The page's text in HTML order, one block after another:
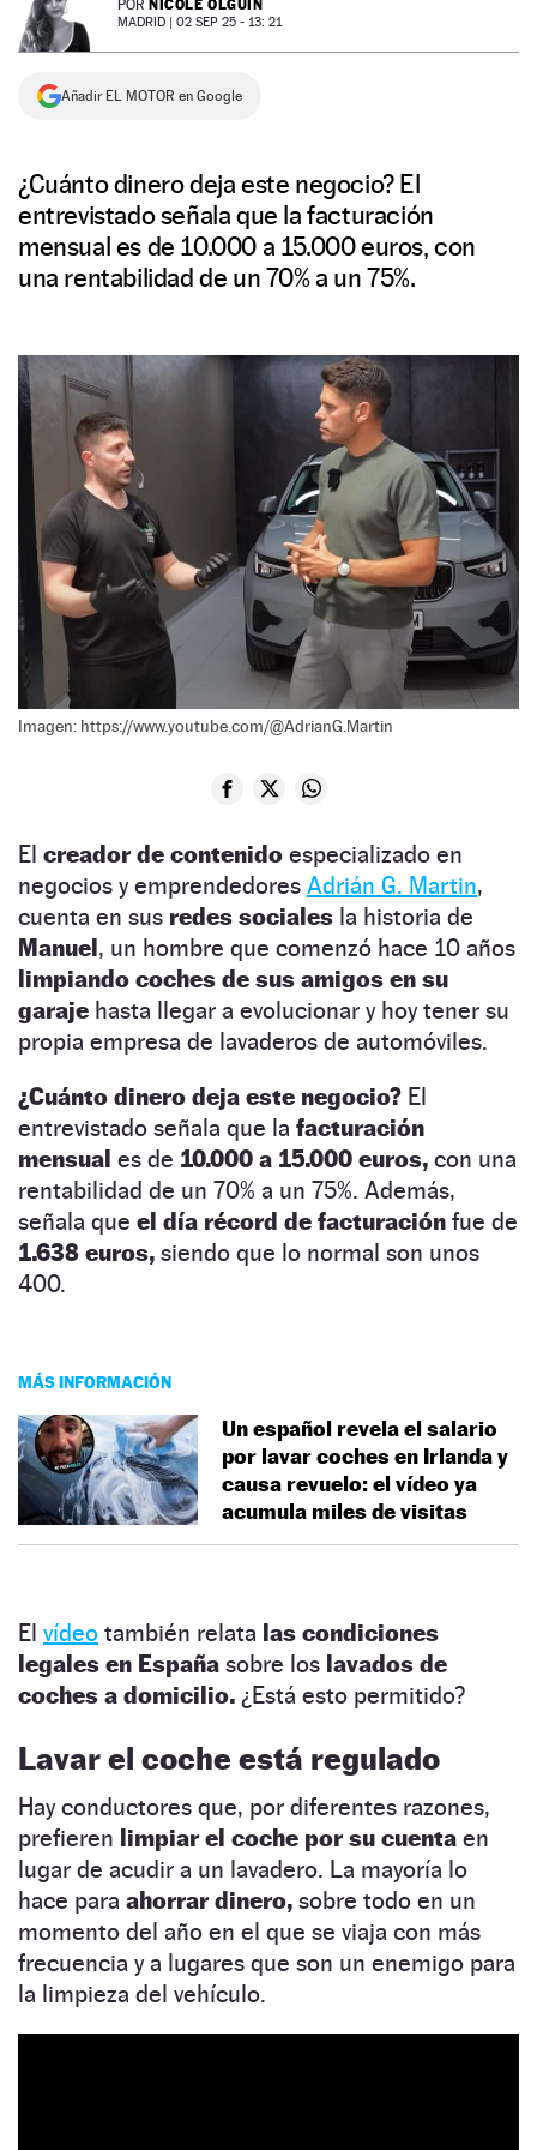
NEWSLETTER
SÍGUENOS
POR NICOLE OLGUÍN
MADRID | 02 SEP 25 - 13: 21
Añadir EL MOTOR en Google
¿Cuánto dinero deja este negocio? El
entrevistado señala que la facturación
mensual es de 10.000 a 15.000 euros, con
una rentabilidad de un 70% a un 75%.
Imagen: https://www.youtube.com/@AdrianG.Martin
El creador de contenido especializado en
negocios y emprendedores Adrián G. Martin,
cuenta en sus redes sociales la historia de
Manuel, un hombre que comenzó hace 10 años
limpiando coches de sus amigos en su
garaje hasta llegar a evolucionar y hoy tener su
propia empresa de lavaderos de automóviles.
¿Cuánto dinero deja este negocio? El
entrevistado señala que la facturación
mensual es de 10.000 a 15.000 euros, con una
rentabilidad de un 70% a un 75%. Además,
señala que el día récord de facturación fue de
1.638 euros, siendo que lo normal son unos
400.
MÁS INFORMACIÓN
Un español revela el salario
por lavar coches en Irlanda y
causa revuelo: el vídeo ya
acumula miles de visitas
El vídeo también relata las condiciones
legales en España sobre los lavados de
coches a domicilio. ¿Está esto permitido?
Lavar el coche está regulado
Hay conductores que, por diferentes razones,
prefieren limpiar el coche por su cuenta en
lugar de acudir a un lavadero. La mayoría lo
hace para ahorrar dinero, sobre todo en un
momento del año en el que se viaja con más
frecuencia y a lugares que son un enemigo para
la limpieza del vehículo.